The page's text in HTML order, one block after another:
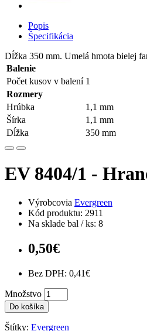
Popis
Špecifikácia
Dĺžka 350 mm. Umelá hmota bielej
Balenie
Počet kusov v balení 1
Rozmery
Hrúbka
1,1 mm
Šírka
1,1 mm
Dĺžka
350 mm
EV 8404/1 -
Výrobcovia Evergreen
Kód produktu: 2911
Na sklade bal / ks: 8
0,50€
Bez DPH: 0,41€
Množstvo
Do košíka
Štítky: Evergreen